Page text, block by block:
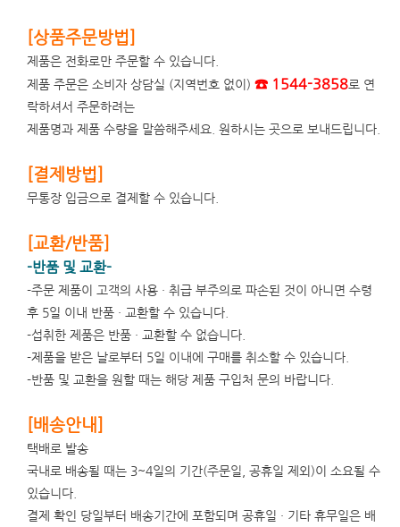
[상품주문방법]
제품은 전화로만 주문할 수 있습니다.
제품 주문은 소비자 상담실 (지역번호 없이) ☎ 1544-3858로 연
락하셔서 주문하려는
제품명과 제품 수량을 말씀해주세요. 원하시는 곳으로 보내드립니다.
[결제방법]
무통장 입금으로 결제할 수 있습니다.
[교환/반품]
-반품 및 교환-
-주문 제품이 고객의 사용 · 취급 부주의로 파손된 것이 아니면 수령
후 5일 이내 반품 · 교환할 수 있습니다.
-섭취한 제품은 반품 · 교환할 수 없습니다.
-제품을 받은 날로부터 5일 이내에 구매를 취소할 수 있습니다.
-반품 및 교환을 원할 때는 해당 제품 구입처 문의 바랍니다.
[배송안내]
택배로 발송
국내로 배송될 때는 3~4일의 기간(주문일, 공휴일 제외)이 소요될 수
있습니다.
결제 확인 당일부터 배송기간에 포함되며 공휴일 · 기타 휴무일은 배